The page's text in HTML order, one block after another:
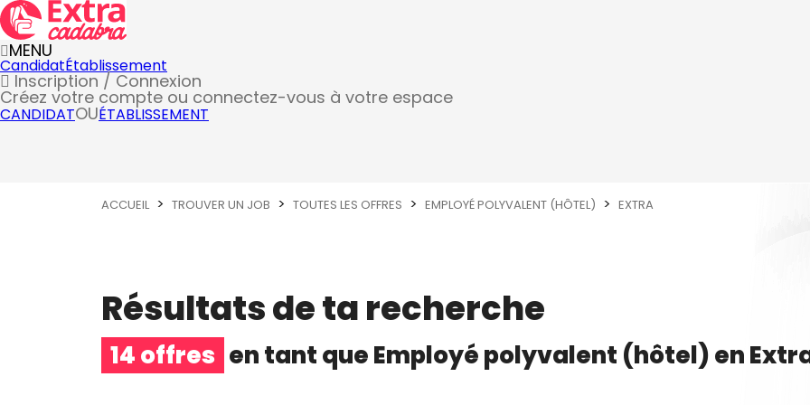
MENU
CandidatÉtablissement
Inscription / Connexion
Créez votre compte ou connectez-vous à votre espace
CANDIDATOUÉTABLISSEMENT
ACCUEIL TROUVER UN JOB TOUTES LES OFFRES EMPLOYÉ POLYVALENT (HÔTEL) EXTRA
Résultats de ta recherche
14 offres en tant queEmployé polyvalent (hôtel)en